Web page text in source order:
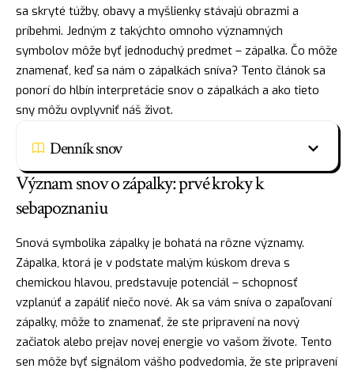
sa skryté túžby, obavy a myšlienky stávajú obrazmi a
príbehmi. Jedným z takýchto omnoho významných
symbolov môže byť jednoduchý predmet – zápalka. Čo môže
znamenať, keď sa nám o zápalkách sníva? Tento článok sa
ponorí do hlbín interpretácie snov o zápalkách a ako tieto
sny môžu ovplyvniť náš život.
Denník snov
Význam snov o zápalky: prvé kroky k
sebapoznaniu
Snová symbolika zápalky je bohatá na rôzne významy.
Zápalka, ktorá je v podstate malým kúskom dreva s
chemickou hlavou, predstavuje potenciál – schopnosť
vzplanúť a zapáliť niečo nové. Ak sa vám sníva o zapaľovaní
zápalky, môže to znamenať, že ste pripravení na nový
začiatok alebo prejav novej energie vo vašom živote. Tento
sen môže byť signálom vášho podvedomia, že ste pripravení